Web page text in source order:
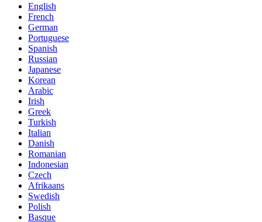
English
French
German
Portuguese
Spanish
Russian
Japanese
Korean
Arabic
Irish
Greek
Turkish
Italian
Danish
Romanian
Indonesian
Czech
Afrikaans
Swedish
Polish
Basque